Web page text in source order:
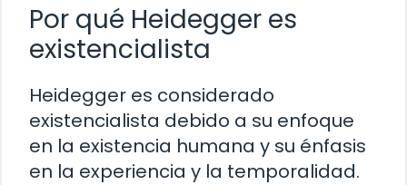
Por qué Heidegger es
existencialista
Heidegger es considerado
existencialista debido a su enfoque
en la existencia humana y su énfasis
en la experiencia y la temporalidad.